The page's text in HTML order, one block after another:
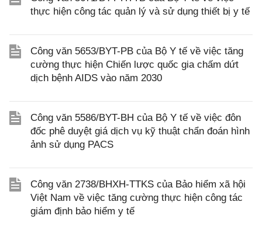
thực hiện công tác quản lý và sử dụng thiết bị y tế
Công văn 5653/BYT-PB của Bộ Y tế về việc tăng
cường thực hiện Chiến lược quốc gia chấm dứt
dịch bệnh AIDS vào năm 2030
Công văn 5586/BYT-BH của Bộ Y tế về việc đôn
đốc phê duyệt giá dịch vụ kỹ thuật chẩn đoán hình
ảnh sử dụng PACS
Công văn 2738/BHXH-TTKS của Bảo hiểm xã hội
Việt Nam về việc tăng cường thực hiện công tác
giám định bảo hiểm y tế